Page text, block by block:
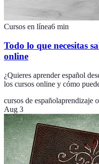
Cursos en línea6 min
Todo lo que necesitas
online
¿Quieres aprender español
los cursos online y cómo
cursos de españolaprendizaje
Aug 3